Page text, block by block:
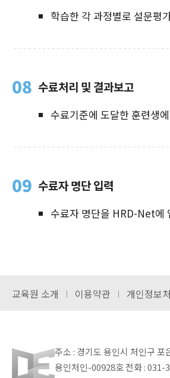
학습한 각 과정별로 설문평
08 수료처리 및 결과보고
수료기준에 도달한 훈련생
09 수료자 명단 입력
수료자 명단을 HRD-Net에
교육원 소개 이용약관 개인정보
주소 : 경기도 용인시 처인구
용인처인-00928호전화 : 031-